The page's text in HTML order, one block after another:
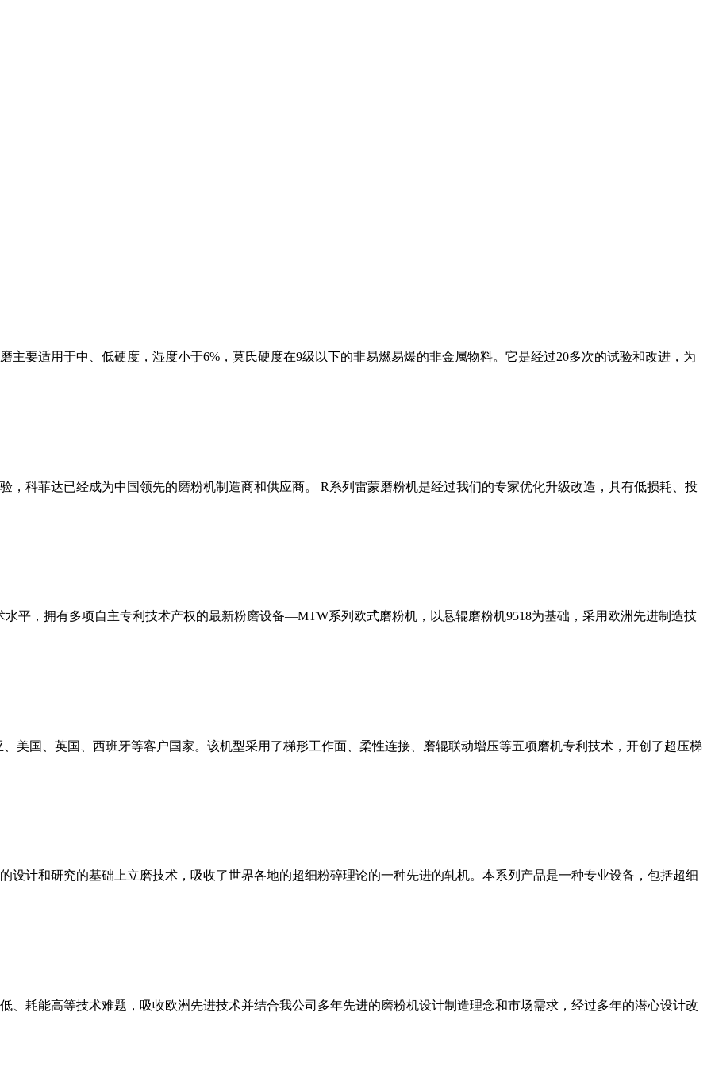
主要适用于中、低硬度，湿度小于6%，莫氏硬度在9级以下的非易燃易爆的非金属物料。它是经过20多次的试验和改进，为
，科菲达已经成为中国领先的磨粉机制造商和供应商。 R系列雷蒙磨粉机是经过我们的专家优化升级改造，具有低损耗、投
平，拥有多项自主专利技术产权的最新粉磨设备—MTW系列欧式磨粉机，以悬辊磨粉机9518为基础，采用欧洲先进制造技
美国、英国、西班牙等客户国家。该机型采用了梯形工作面、柔性连接、磨辊联动增压等五项磨机专利技术，开创了超压梯
设计和研究的基础上立磨技术，吸收了世界各地的超细粉碎理论的一种先进的轧机。本系列产品是一种专业设备，包括超细
、耗能高等技术难题，吸收欧洲先进技术并结合我公司多年先进的磨粉机设计制造理念和市场需求，经过多年的潜心设计改